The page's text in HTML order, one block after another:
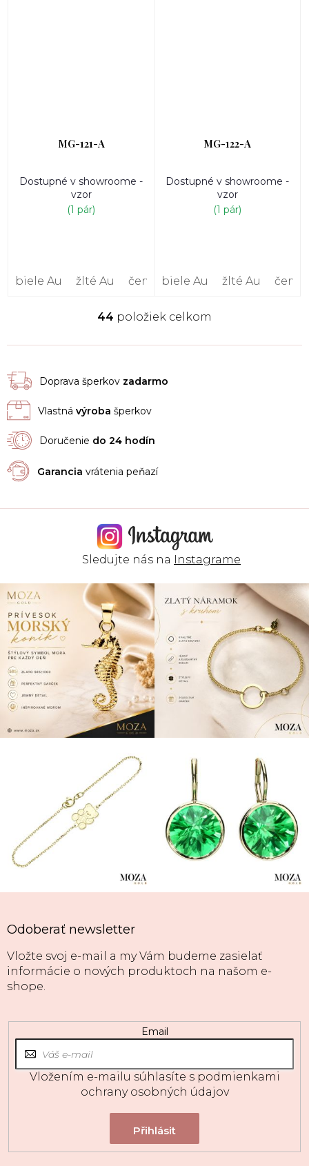
MG-121-A
Dostupné v showroome -
vzor
(1 pár)
biele Au žlté Au červené Au
MG-122-A
Dostupné v showroome -
vzor
(1 pár)
biele Au žlté Au
O
l
a
p
v
k
v
p
i
s
44 položiek celkom
Doprava šperkov zadarmo
Vlastná výroba šperkov
Doručenie do 24 hodín
Garancia vrátenia peňazí
Sledujte nás na Instagrame
Odoberať newsletter
Vložte svoj e-mail a my Vám budeme zasielať
informácie o nových produktoch na našom e-
shope.
Email
Vložením e-mailu súhlasíte s podmienkami
ochrany osobných údajov